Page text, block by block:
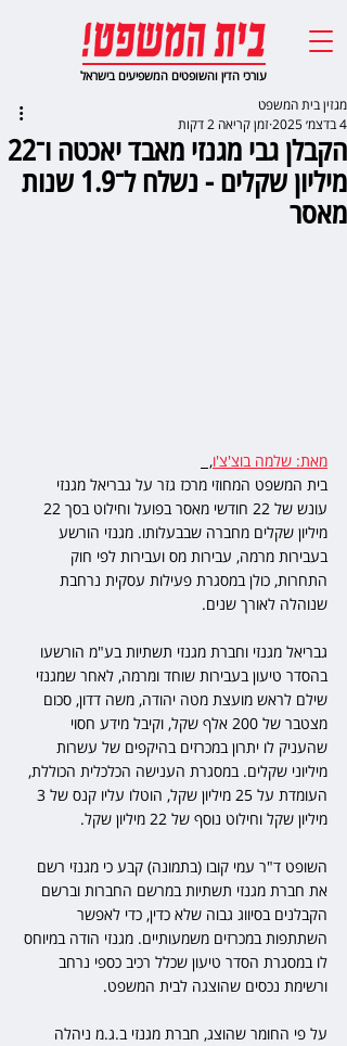
עורכי הדין והשופטים המשפיעים בישראל
הקבלן גבי מגנזי מאבד יאכטה ו־22
מיליון שקלים - נשלח ל־1.9 שנות
מאסר
מגזין בית המשפט
4 בדצמ׳ 2025
זמן קריאה 2 דקות
מאת: שלמה בוצ'צ'ו,
בית המשפט המחוזי מרכז גזר על גבריאל מגנזי
מיליון שקלים מחברה שבבעלותו. מגנזי הורשע
בעבירות מרמה, עבירות מס ועבירות לפי חוק
התחרות, כולן במסגרת פעילות עסקית נרחבת
שנוהלה לאורך שנים.
גבריאל מגנזי וחברת מגנזי תשתיות בע"מ הורשעו
בהסדר טיעון בעבירות שוחד ומרמה, לאחר שמגנזי
שילם לראש מועצת מטה יהודה, משה דדון, סכום
מצטבר של 200 אלף שקל, וקיבל מידע חסוי
שהעניק לו יתרון במכרזים בהיקפים של עשרות
מיליוני שקלים. במסגרת הענישה הכלכלית הכוללת,
מיליון שקל וחילוט נוסף של 22 מיליון שקל.
השופט ד"ר עמי קובו (בתמונה) קבע כי מגנזי רשם
את חברת מגנזי תשתיות במרשם החברות וברשם
הקבלנים בסיווג גבוה שלא כדין, כדי לאפשר
השתתפות במכרזים משמעותיים. מגנזי הודה במיוחס
לו במסגרת הסדר טיעון שכלל רכיב כספי נרחב
ורשימת נכסים שהוצגה לבית המשפט.
על פי החומר שהוצג, חברת מגנזי ב.ג.מ ניהלה